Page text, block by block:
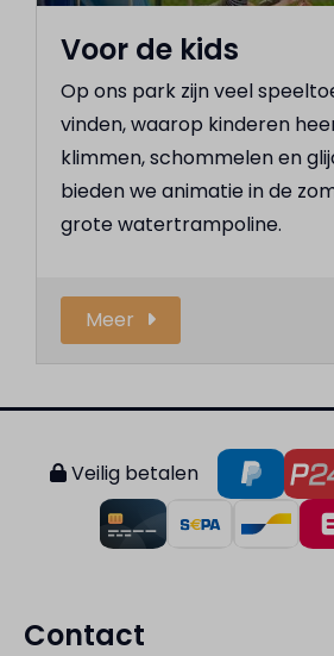
Voor de kids
Op ons park zijn veel
vinden, waarop kinderen
klimmen, schommelen en
bieden we animatie in de
grote watertrampoline.
Meer
Veilig betalen
Contact